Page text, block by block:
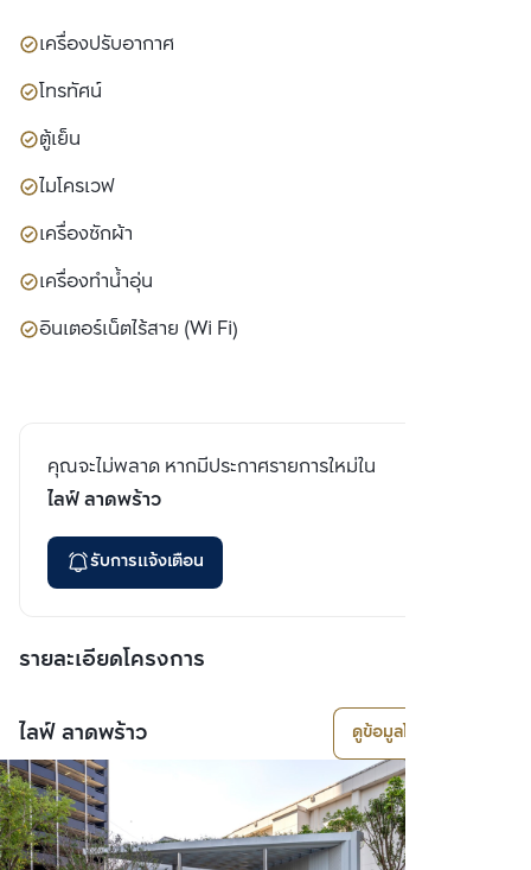
เครื่องปรับอากาศ
โทรทัศน์
ตู้เย็น
ไมโครเวฟ
เครื่องซักผ้า
เครื่องทำน้ำอุ่น
อินเตอร์เน็ตไร้สาย (Wi Fi)
คุณจะไม่พลาด หากมีประกาศรายการใหม่ใน
ไลฟ์ ลาดพร้าว
รับการแจ้งเตือน
รายละเอียดโครงการ
ไลฟ์ ลาดพร้าว ดูข้อมูลโครงการ